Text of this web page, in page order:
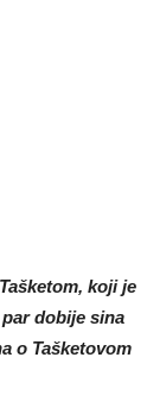
koji je
dobije sina
o Tašketovom